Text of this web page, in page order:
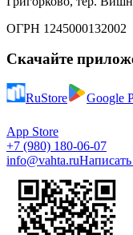
ОГРН 1245000132002
Скачайте
RuStore Google
App Store
+7 (980) 180-06-07
info@vahta.ru